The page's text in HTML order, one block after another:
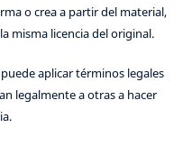
o crea a partir del material,
misma licencia del original.
aplicar términos legales
legalmente a otras a hacer